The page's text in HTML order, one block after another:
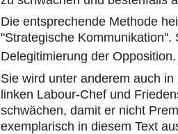
Die entsprechende Methode
"Strategische
Delegitimierung der Opposition.
Sie wird unter anderem auch
linken Labour-Chef und
schwächen, damit er nicht
exemplarisch in diesem Text